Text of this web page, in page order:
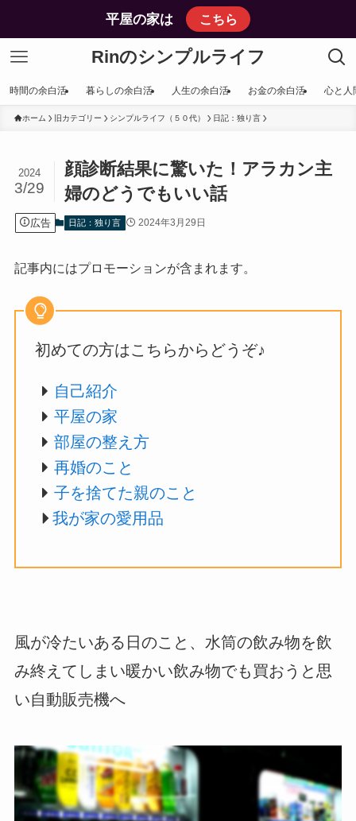
平屋の家は こちら
Rinのシンプルライフ
時間の余白活 暮らしの余白活 人生の余白活 お金の余白活 心と人
ホーム 旧カテゴリー シンプルライフ（５０代） 日記：独り言
顔診断結果に驚いた！アラカン主
婦のどうでもいい話
2024
3/29
広告 日記：独り言 2024年3月29日
記事内にはプロモーションが含まれます。
初めての方はこちらからどうぞ♪
自己紹介
平屋の家
部屋の整え方
再婚のこと
子を捨てた親のこと
我が家の愛用品
風が冷たいある日のこと、水筒の飲み物を飲
み終えてしまい暖かい飲み物でも買おうと思
い自動販売機へ